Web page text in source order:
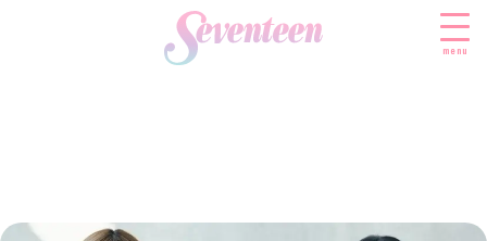
menu
FASHION